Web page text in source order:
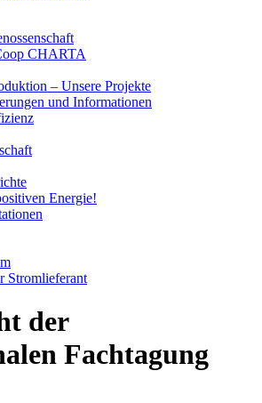
CHARTA
– Unsere Projekte
und Informationen
Energie!
Stromlieferant
der
Fachtagung